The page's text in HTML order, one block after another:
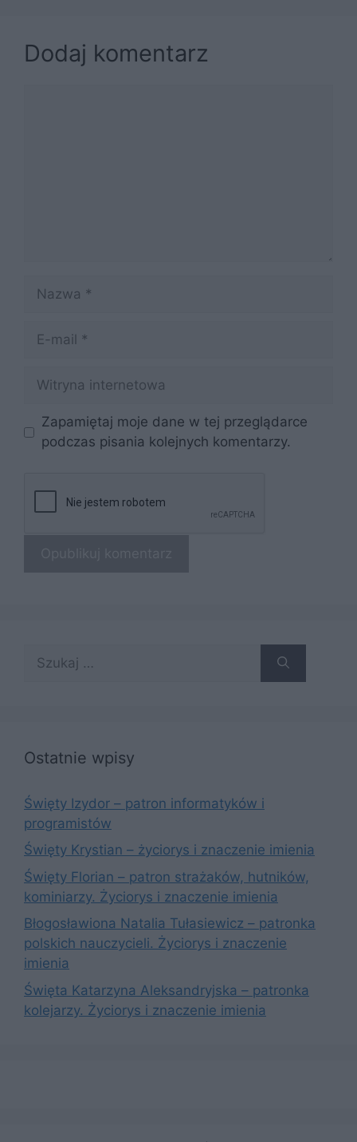
Dodaj komentarz
internetowa
Zapamiętaj moje dane w tej przeglądarce
podczas pisania kolejnych komentarzy.
Ostatnie wpisy
Święty Izydor – patron informatyków i
programistów
Święty Krystian – życiorys i znaczenie imienia
Święty Florian – patron strażaków, hutników,
kominiarzy. Życiorys i znaczenie imienia
Błogosławiona Natalia Tułasiewicz – patronka
polskich nauczycieli. Życiorys i znaczenie
imienia
Święta Katarzyna Aleksandryjska – patronka
kolejarzy. Życiorys i znaczenie imienia